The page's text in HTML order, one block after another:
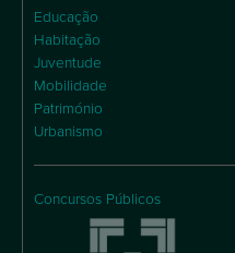
Educação
Habitação
Juventude
Mobilidade
Património
Urbanismo
Concursos Públicos